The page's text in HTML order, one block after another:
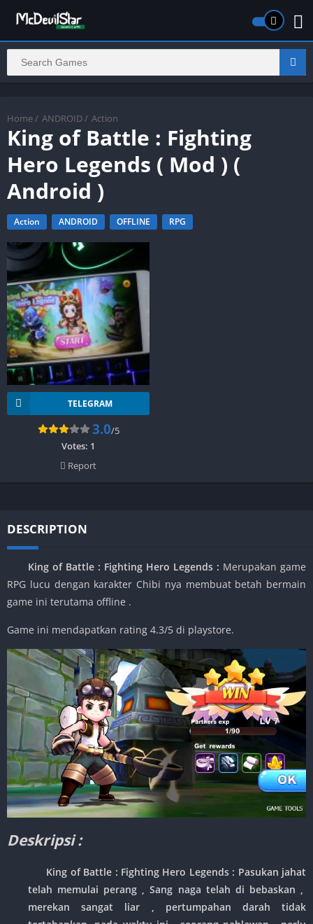
Home / ANDROID / Action
King of Battle : Fighting
Hero Legends ( Mod ) (
Android )
Action ANDROID OFFLINE RPG
TELEGRAM
3.0/5
Votes: 1
Report
DESCRIPTION
King of Battle : Fighting Hero Legends : Merupakan game
RPG lucu dengan karakter Chibi nya membuat betah bermain
game ini terutama offline .
Game ini mendapatkan rating 4.3/5 di playstore.
Deskripsi :
King of Battle : Fighting Hero Legends : Pasukan jahat
telah memulai perang , Sang naga telah di bebaskan ,
merekan sangat liar , pertumpahan darah tidak